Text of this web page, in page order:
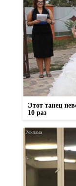
Этот танец
10 раз